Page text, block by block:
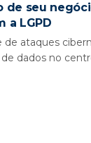
de seu
a LGPD
ataques
dados no